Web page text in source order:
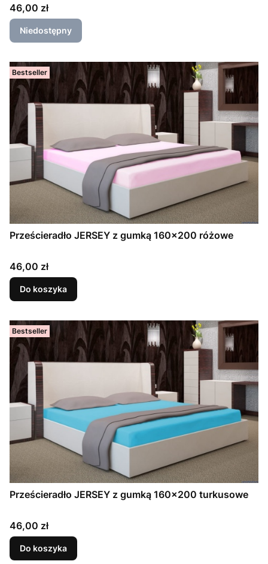
Cena
46,00 zł
Niedostępny
Bestseller
Prześcieradło JERSEY z gumką 160x200 różowe
Cena
46,00 zł
Do koszyka
Bestseller
Prześcieradło JERSEY z gumką 160x200 turkusowe
Cena
46,00 zł
Do koszyka